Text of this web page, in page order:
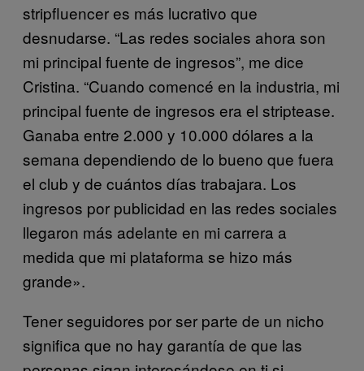
stripfluencer es más lucrativo que
desnudarse. “Las redes sociales ahora son
mi principal fuente de ingresos”, me dice
Cristina. “Cuando comencé en la industria, mi
principal fuente de ingresos era el striptease.
Ganaba entre 2.000 y 10.000 dólares a la
semana dependiendo de lo bueno que fuera
el club y de cuántos días trabajara. Los
ingresos por publicidad en las redes sociales
llegaron más adelante en mi carrera a
medida que mi plataforma se hizo más
grande».
Tener seguidores por ser parte de un nicho
significa que no hay garantía de que las